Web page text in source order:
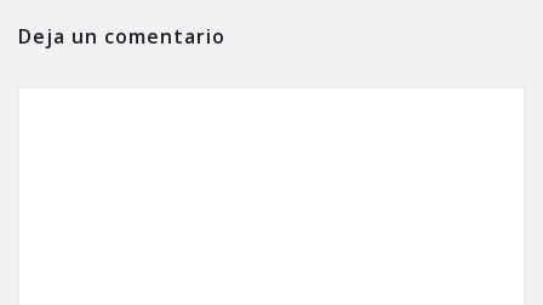
Deja un comentario